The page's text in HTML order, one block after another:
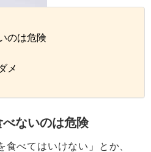
のは危険
メ
ないのは危険
べてはいけない」とか、